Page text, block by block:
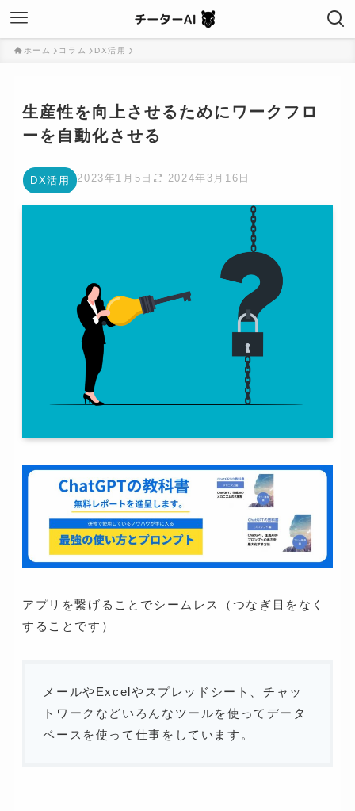
ホーム コラム DX活用
生産性を向上させるためにワークフロ
ーを自動化させる
DX活用 2023年1月5日 2024年3月16日
アプリを繋げることでシームレス（つなぎ目をなく
することです）
メールやExcelやスプレッドシート、チャッ
トワークなどいろんなツールを使ってデータ
ベースを使って仕事をしています。